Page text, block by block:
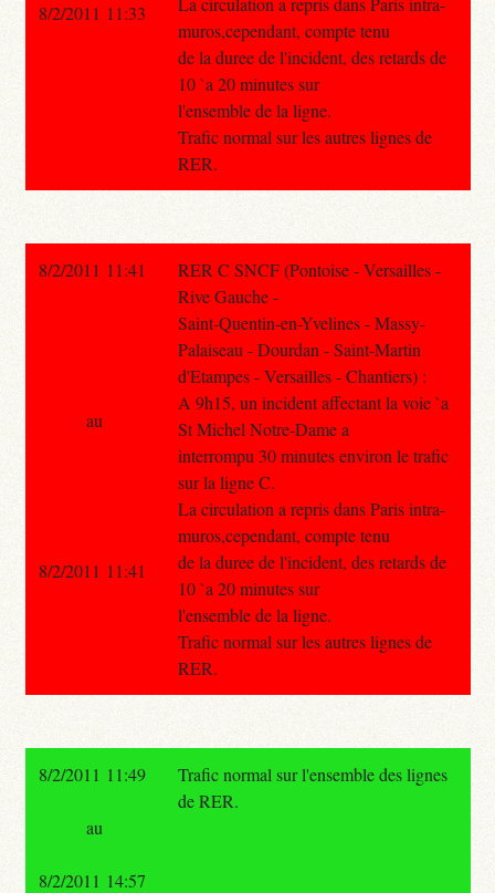
muros,cependant, compte tenu
de la duree de l'incident, des retards de
10 `a 20 minutes sur
l'ensemble de la ligne.
Trafic normal sur les autres lignes de
RER.
8/2/2011 11:33
8/2/2011 11:41
RER C SNCF (Pontoise - Versailles -
Rive Gauche -
Saint-Quentin-en-Yvelines - Massy-
Palaiseau - Dourdan - Saint-Martin
d'Etampes - Versailles - Chantiers) :
A 9h15, un incident affectant la voie `a
St Michel Notre-Dame a
interrompu 30 minutes environ le trafic
sur la ligne C.
La circulation a repris dans Paris intra-
muros,cependant, compte tenu
de la duree de l'incident, des retards de
10 `a 20 minutes sur
l'ensemble de la ligne.
Trafic normal sur les autres lignes de
RER.
au
8/2/2011 11:41
8/2/2011 11:49
Trafic normal sur l'ensemble des lignes
de RER.
au
8/2/2011 14:57